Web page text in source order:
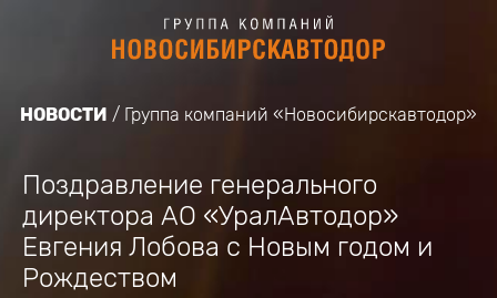
НОВОСТИ Группа компаний «Новосибирскавтодор»
Поздравление генерального
директора АО «УралАвтодор»
Евгения Лобова с Новым годом и
Рождеством